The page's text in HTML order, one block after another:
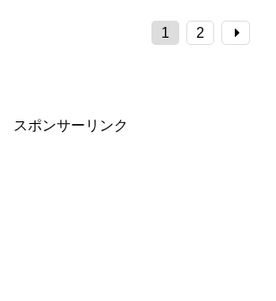
1 2
スポンサーリンク